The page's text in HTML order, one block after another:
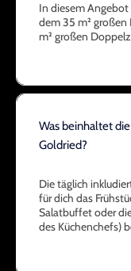
In diesem
dem 35 m²
m² großen
Was beinhaltet
Goldried?
Die täglich
für dich das
Salatbuffet oder
des Küchenchefs)